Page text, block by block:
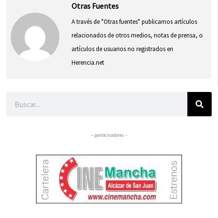
Otras Fuentes
A través de "Otras fuentes" publicamos artículos
relacionados de otros medios, notas de prensa, o
artículos de usuarios no registrados en
Herencia.net
– patrocinadores –